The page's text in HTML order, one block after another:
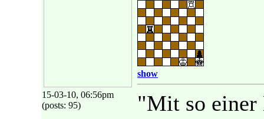
15-03-10, 06:56pm
(posts: 95)
show
"Mit so